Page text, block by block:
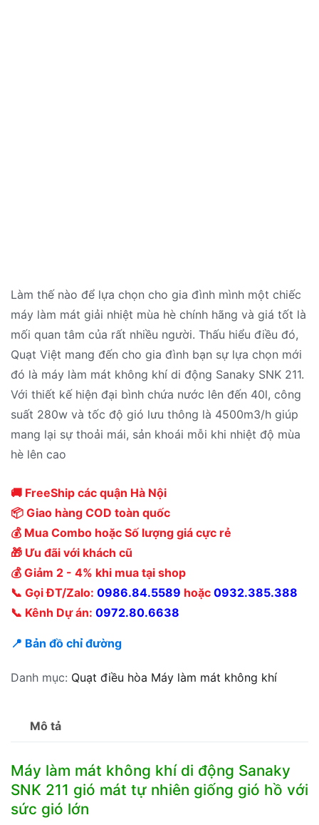
Làm thế nào để lựa chọn cho gia đình mình một chiếc
máy làm mát giải nhiệt mùa hè chính hãng và giá tốt là
mối quan tâm của rất nhiều người. Thấu hiểu điều đó,
Quạt Việt mang đến cho gia đình bạn sự lựa chọn mới
đó là máy làm mát không khí di động Sanaky SNK 211.
Với thiết kế hiện đại bình chứa nước lên đến 40l, công
suất 280w và tốc độ gió lưu thông là 4500m3/h giúp
mang lại sự thoải mái, sản khoái mỗi khi nhiệt độ mùa
hè lên cao
🚚 FreeShip các quận Hà Nội
📦 Giao hàng COD toàn quốc
💰 Mua Combo hoặc Số lượng giá cực rẻ
🎁 Ưu đãi với khách cũ
💰 Giảm 2 - 4% khi mua tại shop
📞 Gọi ĐT/Zalo: 0986.84.5589 hoặc 0932.385.388
📞 Kênh Dự án: 0972.80.6638
📍 Bản đồ chỉ đường
Danh mục: Quạt điều hòa Máy làm mát không khí
Mô tả
Máy làm mát không khí di động Sanaky
SNK 211 gió mát tự nhiên giống gió hồ với
sức gió lớn